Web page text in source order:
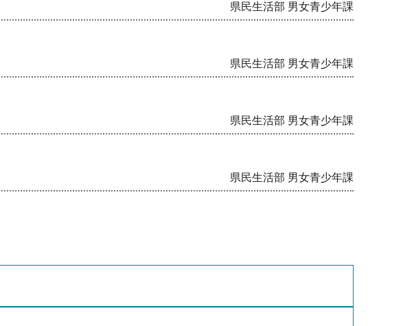
県民生活部 男女青少年課
県民生活部 男女青少年課
県民生活部 男女青少年課
県民生活部 男女青少年課